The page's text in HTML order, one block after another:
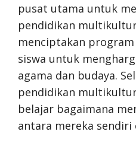
pusat utama untuk
pendidikan
menciptakan
siswa untuk
agama dan budaya.
pendidikan
belajar bagaimana
antara mereka sendiri